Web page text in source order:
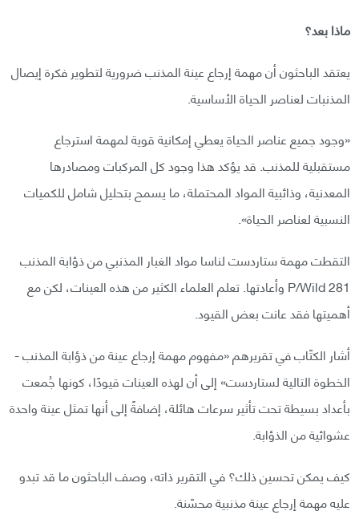
ماذا بعد؟
يعتقد الباحثون أن مهمة إرجاع عينة المذنب ضرورية لتطوير فكرة إيصال
المذنبات لعناصر الحياة الأساسية.
«وجود جميع عناصر الحياة يعطي إمكانية قوية لمهمة استرجاع
مستقبلية للمذنب. قد يؤكد هذا وجود كل المركبات ومصادرها
المعدنية، وذائبية المواد المحتملة، ما يسمح بتحليل شامل للكميات
النسبية لعناصر الحياة».
التقطت مهمة ستاردست لناسا مواد الغبار المذنبي من ذؤابة المذنب
P/Wild 281 وأعادتها. تعلم العلماء الكثير من هذه العينات، لكن مع
أهميتها فقد عانت بعض القيود.
أشار الكتّاب في تقريرهم «مفهوم مهمة إرجاع عينة من ذؤابة المذنب -
الخطوة التالية لستاردست» إلى أن لهذه العينات قيودًا، كونها جُمعت
بأعداد بسيطة تحت تأثير سرعات هائلة، إضافةً إلى أنها تمثل عينة واحدة
عشوائية من الذؤابة.
كيف يمكن تحسين ذلك؟ في التقرير ذاته، وصف الباحثون ما قد تبدو
عليه مهمة إرجاع عينة مذنبية محسّنة.